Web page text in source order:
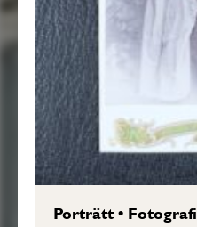
Porträtt• Fotografi